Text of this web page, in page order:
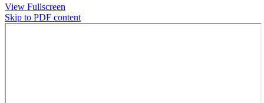
View Fullscreen
Skip to PDF content